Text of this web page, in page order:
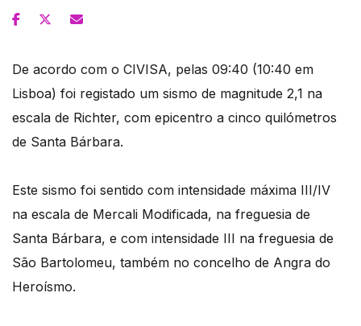
De acordo com o CIVISA, pelas 09:40 (10:40 em
Lisboa) foi registado um sismo de magnitude 2,1 na
escala de Richter, com epicentro a cinco quilómetros
de Santa Bárbara.
Este sismo foi sentido com intensidade máxima III/IV
na escala de Mercali Modificada, na freguesia de
Santa Bárbara, e com intensidade III na freguesia de
São Bartolomeu, também no concelho de Angra do
Heroísmo.